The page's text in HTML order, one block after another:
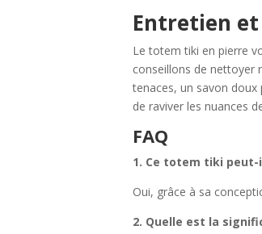
Entretien
Le totem tiki en pierre
conseillons de nettoyer
tenaces, un savon doux
de raviver les nuances
FAQ
1. Ce totem tiki peut-
Oui, grâce à sa
2. Quelle est la